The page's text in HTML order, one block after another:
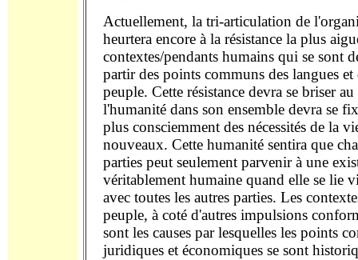
Actuellement, la tri-articulation de
heurtera encore à la résistance la plus
contextes/pendants humains qui se sont
partir des points communs des langues et
peuple. Cette résistance devra se briser
l'humanité dans son ensemble devra se
plus consciemment des nécessités de la
nouveaux. Cette humanité sentira que
parties peut seulement parvenir à une
véritablement humaine quand elle se lie
avec toutes les autres parties. Les
peuple, à coté d'autres impulsions
sont les causes par lesquelles les points
juridiques et économiques se sont